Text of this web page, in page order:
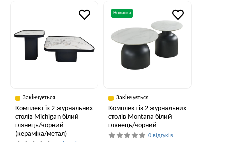
Закінчується
Комплект із 2 журнальних
столів Michigan білий
глянець/чорний
(кераміка/метал)
Новинка
Закінчується
Комплект із 2 журнальних
столів Montana білий
глянець/чорний
0 відгуків